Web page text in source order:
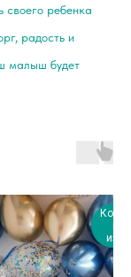
своего ребенка
радость и
малыш будет